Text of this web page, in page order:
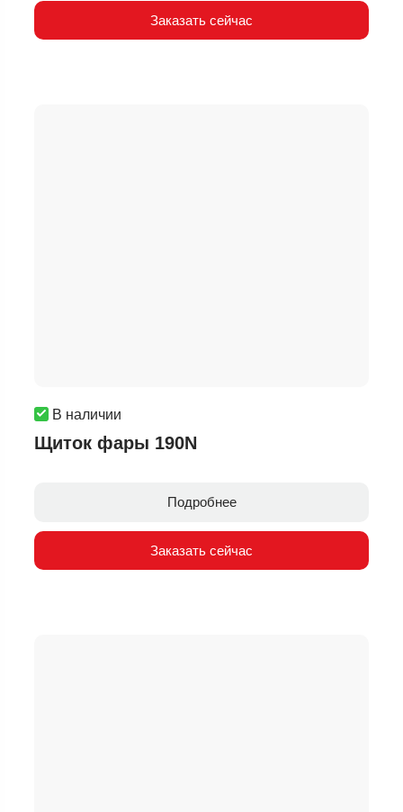
Заказать сейчас
В наличии
Щиток фары 190N
Подробнее
Заказать сейчас